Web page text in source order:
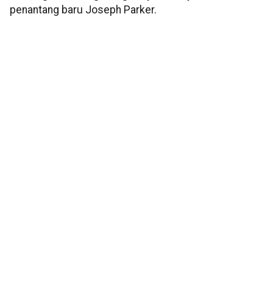
penantang baru Joseph Parker.